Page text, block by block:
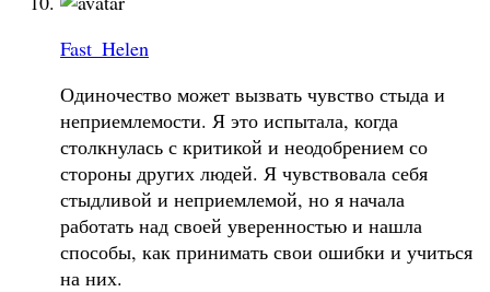
Fast_Helen
Одиночество может вызвать чувство стыда и
неприемлемости. Я это испытала, когда
столкнулась с критикой и неодобрением со
стороны других людей. Я чувствовала себя
стыдливой и неприемлемой, но я начала
работать над своей уверенностью и нашла
способы, как принимать свои ошибки и учиться
на них.